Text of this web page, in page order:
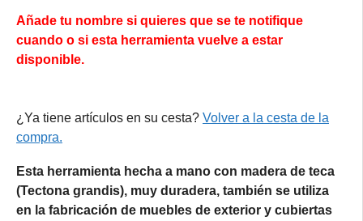
Añade tu nombre si quieres que se te notifique
cuando o si esta herramienta vuelve a estar
disponible.
¿Ya tiene artículos en su cesta? Volver a la cesta de la
compra.
Esta herramienta hecha a mano con madera de teca
(Tectona grandis), muy duradera, también se utiliza
en la fabricación de muebles de exterior y cubiertas